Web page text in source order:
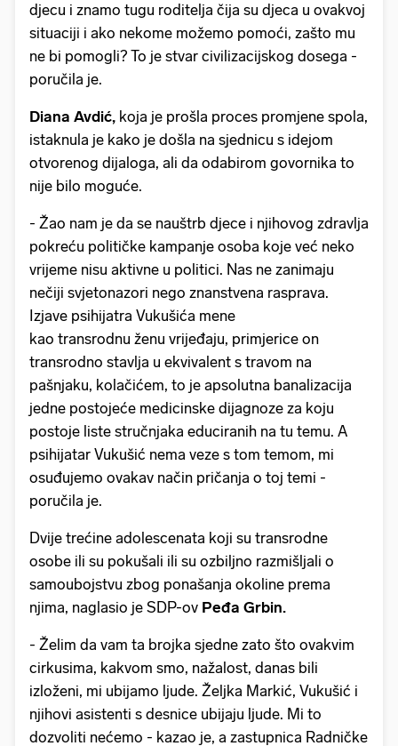
djecu i znamo tugu roditelja čija su djeca u ovakvoj
situaciji i ako nekome možemo pomoći, zašto mu
ne bi pomogli? To je stvar civilizacijskog dosega -
poručila je.
Diana Avdić, koja je prošla proces promjene spola,
istaknula je kako je došla na sjednicu s idejom
otvorenog dijaloga, ali da odabirom govornika to
nije bilo moguće.
- Žao nam je da se nauštrb djece i njihovog zdravlja
pokreću političke kampanje osoba koje već neko
vrijeme nisu aktivne u politici. Nas ne zanimaju
nečiji svjetonazori nego znanstvena rasprava.
Izjave psihijatra Vukušića mene
kao transrodnu ženu vrijeđaju, primjerice on
transrodno stavlja u ekvivalent s travom na
pašnjaku, kolačićem, to je apsolutna banalizacija
jedne postojeće medicinske dijagnoze za koju
postoje liste stručnjaka educiranih na tu temu. A
psihijatar Vukušić nema veze s tom temom, mi
osuđujemo ovakav način pričanja o toj temi -
poručila je.
Dvije trećine adolescenata koji su transrodne
osobe ili su pokušali ili su ozbiljno razmišljali o
samoubojstvu zbog ponašanja okoline prema
njima, naglasio je SDP-ov Peđa Grbin.
- Želim da vam ta brojka sjedne zato što ovakvim
cirkusima, kakvom smo, nažalost, danas bili
izloženi, mi ubijamo ljude. Željka Markić, Vukušić i
njihovi asistenti s desnice ubijaju ljude. Mi to
dozvoliti nećemo - kazao je, a zastupnica Radničke